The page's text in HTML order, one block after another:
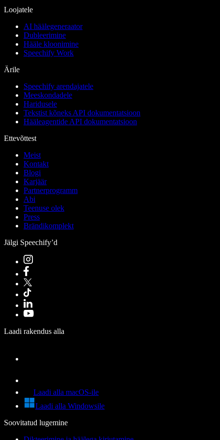
Loojatele
AI häälegeneraator
Dubleerimine
Hääle kloonimine
Speechify Work
Ärile
Speechify arendajatele
Meeskondadele
Haridusele
Tekstist kõneks API dokumentatsioon
Hääleagentide API dokumentatsioon
Ettevõttest
Meist
Kontakt
Blogi
Karjäär
Partnerprogramm
Abi
Teenuse olek
Press
Brändikomplekt
Jälgi Speechify’d
Laadi rakendus alla
Laadi alla macOS-ile
Laadi alla Windowsile
Soovitatud lugemine